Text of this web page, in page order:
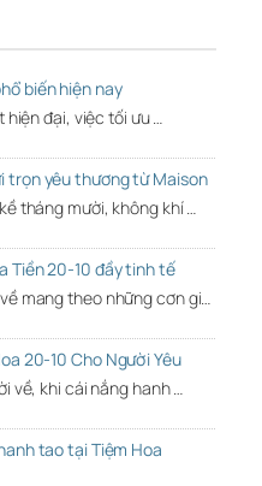
biến hiện nay
đại, việc tối ưu …
trọn yêu thương từ Maison
tháng mười, không khí …
Tiền 20-10 đầy tinh tế
mang theo những cơn gi…
20-10 Cho Người Yêu
về, khi cái nắng hanh …
tao tại Tiệm Hoa